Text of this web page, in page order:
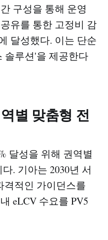
구성을 통해 운영
유를 통한 고정비 감
달성했다. 이는 단순
솔루션'을 제공한다
별 맞춤형 전
달성을 위해 권역별
. 기아는 2030년 서
격적인 가이던스를
eLCV 수요를 PV5